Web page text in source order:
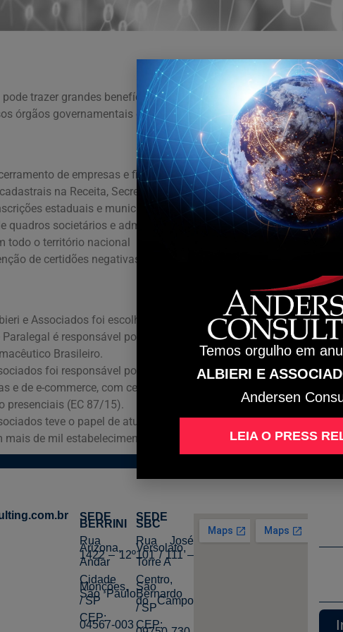
pode trazer grandes benefícios às organizações, trabalhando de
órgãos governamentais e regulatórios que as empresas estão
de empresas e filiais
na Receita, Secretarias e Municípios
estaduais e municipais
quadros societários e administrativos de contratos sociais
todo o território nacional
de certidões negativas de débito
e Associados foi escolhida como a parceira oficial de serviços
Paralegal é responsável por conduzir diferentes temas junto aos
Brasileiro.
foi responsável por obter de forma extremamente ágil
e de e-commerce, com centenas de lojas e centros de
presenciais (EC 87/15).
teve o papel de atualizar a alteração de quadro
mais de mil estabelecimentos e presença em todo o território
SEDE
BERRINI
Rua
Arizona,
1422 – 12º
Andar
Cidade
Monções,
São Paulo
/ SP
CEP:
04567-003
SEDE
SBC
Rua José
Versolato,
101 / 111 –
Torre A
Centro,
São
Bernardo
do Campo
/ SP
CEP:
Temos orgulho em
ALBIERI E
Andersen
LEIA O PRESS